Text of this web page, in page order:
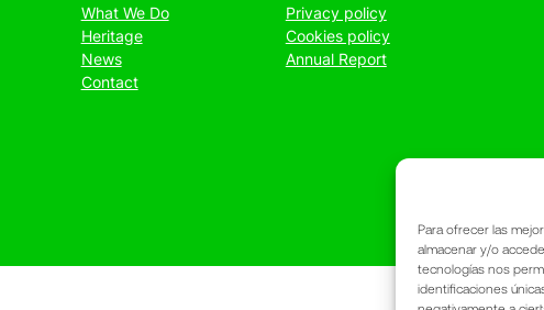
Para ofrecer las
almacenar y/o
tecnologías nos
identificaciones
What We Do
Heritage
News
Contact
Privacy policy
Cookies policy
Annual Report